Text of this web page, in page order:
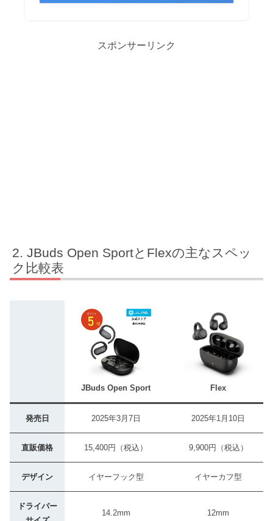
スポンサーリンク
JBuds Open SportとFlexの主なスペッ
ク比較表
JBuds Open Sport Flex
発売日 2025年3月7日 2025年1月10日
直販価格 15,400円（税込） 9,900円（税込）
デザイン イヤーフック型 イヤーカフ型
ドライバー
14.2mm 12mm